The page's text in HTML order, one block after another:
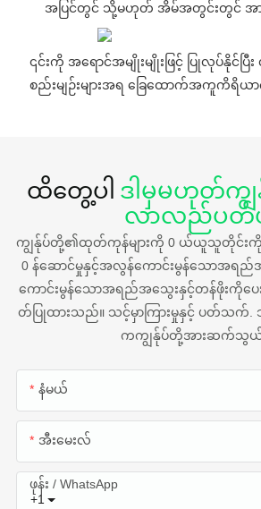
အပြင်တွင် သို့မဟုတ် အိမ်အတွင်းတွင် အာ
၎င်းကို အရောင်အမျိုးမျိုးဖြင့် ပြုလုပ်နိုင်ပ
စည်းမျဉ်းများအရ ခြေထောက်အကူကိရိ
ထိတွေ့ပါ ဒါမှမဟုတ်က
လာလည်ပတ်
ကျွန်ုပ်တို့၏ထုတ်ကုန်များကို 0 ယ်ယူသူတိုင်းကို
0 န်ဆောင်မှုနှင့်အလွန်ကောင်းမွန်သောအရ
ကောင်းမွန်သောအရည်အသွေးနှင့်တန်ဖိုးကိုပ
တ်ပြုထားသည်။ သင့်မှာကြားမှုနှင့် ပတ်သက်. သင့်
ကကျွန်ုပ်တို့အားဆက်သွယ်
နံမယ်
အီးမေးလ်
+1
ဖုန်း / WhatsApp